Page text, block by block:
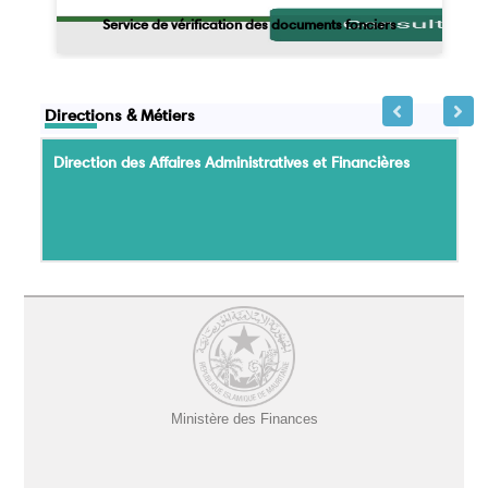
Service de vérification des documents fonciers
Directions & Métiers
Direction des Affaires Administratives et Financières
Ministère des Finances